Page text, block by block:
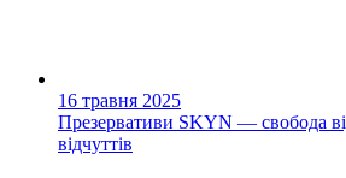
16 травня 2025
Презервативи SKYN — свобода
відчуттів